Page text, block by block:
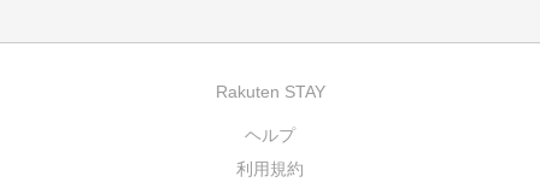
Rakuten STAY
ヘルプ
利用規約